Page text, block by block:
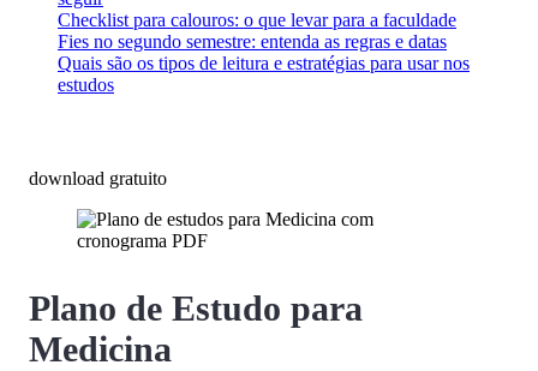
Checklist para calouros: o que levar para a faculdade
Fies no segundo semestre: entenda as regras e datas
Quais são os tipos de leitura e estratégias para usar nos
estudos
download gratuito
Plano de Estudo para
Medicina